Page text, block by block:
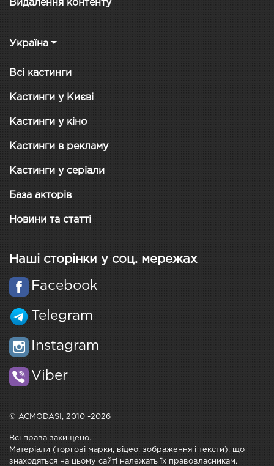
Видалення контенту
Україна
Всі кастинги
Кастинги у Києві
Кастинги у кіно
Кастинги в рекламу
Кастинги у серіали
База акторів
Новини та статті
Наші сторінки у соц. мережах
Facebook
Telegram
Instagram
Viber
© ACMODASI, 2010 -2026
Всі права захищено.
Матеріали (торгові марки, відео, зображення і тексти), що
знаходяться на цьому сайті належать їх правовласникам.